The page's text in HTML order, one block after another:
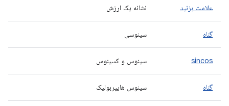
علامت بزنید نشانه یک ارزش
گناه سینوسی
sincos سینوس و کسینوس
گناه سینوس هایپربولیک